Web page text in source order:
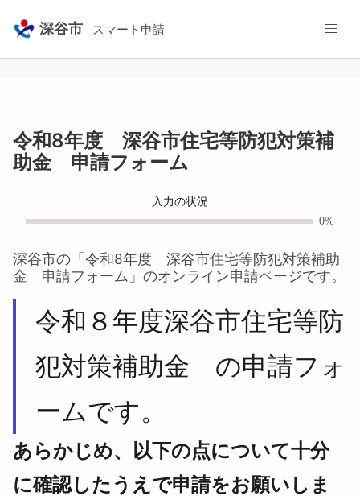
深谷市 スマート申請
令和8年度 深谷市住宅等防犯対策補
助金 申請フォーム
入力の状況
0%
深谷市の「 令和8年度 深谷市住宅等防犯対策補助
金 申請フォーム 」のオンライン申請ページです。
令和８年度深谷市住宅等防
犯対策補助金 の申請フォ
ームです。
あらかじめ、以下の点について十分
に確認したうえで申請をお願いしま